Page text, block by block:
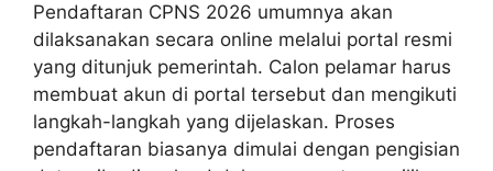
Pendaftaran CPNS 2026 umumnya akan
dilaksanakan secara online melalui portal resmi
yang ditunjuk pemerintah. Calon pelamar harus
membuat akun di portal tersebut dan mengikuti
langkah-langkah yang dijelaskan. Proses
pendaftaran biasanya dimulai dengan pengisian